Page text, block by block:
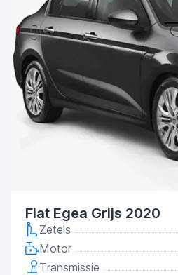
Fiat Egea Grijs 2020
Zetels
Motor
Transmissie